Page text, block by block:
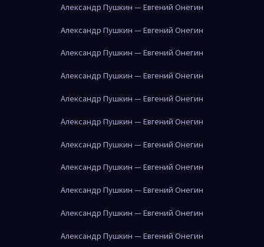
Александр Пушкин — Евгений Онегин
Александр Пушкин — Евгений Онегин
Александр Пушкин — Евгений Онегин
Александр Пушкин — Евгений Онегин
Александр Пушкин — Евгений Онегин
Александр Пушкин — Евгений Онегин
Александр Пушкин — Евгений Онегин
Александр Пушкин — Евгений Онегин
Александр Пушкин — Евгений Онегин
Александр Пушкин — Евгений Онегин
Александр Пушкин — Евгений Онегин